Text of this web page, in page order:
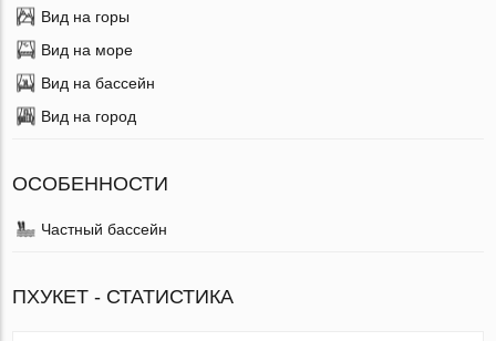
Вид на горы
Вид на море
Вид на бассейн
Вид на город
ОСОБЕННОСТИ
Частный бассейн
ПХУКЕТ - СТАТИСТИКА